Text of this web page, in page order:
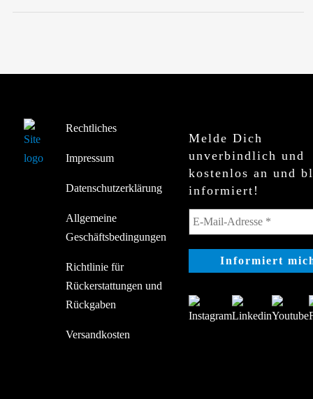
Rechtliches
Impressum
Datenschutzerklärung
Allgemeine
Geschäftsbedingungen
Richtlinie für
Rückerstattungen und
Rückgaben
Versandkosten
Melde Dich
unverbindlich und
kostenlos an und
informiert!